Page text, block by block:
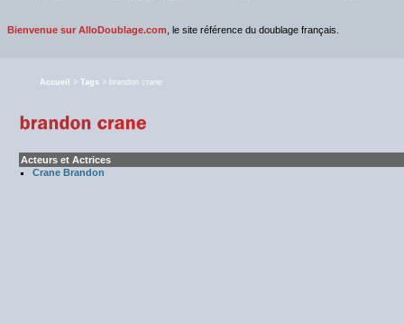
Bienvenue sur AlloDoublage.com , le site référence du doublage français.
Accueil > Tags > brandon crane
Acteurs et Actrices
Crane Brandon